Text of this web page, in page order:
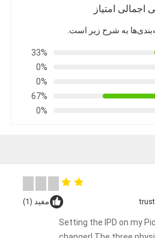
اجمالی امتیاز
به شرح زیر است.
33%
0%
0%
67%
0%
مفید (1)
"Setting the IPD on my